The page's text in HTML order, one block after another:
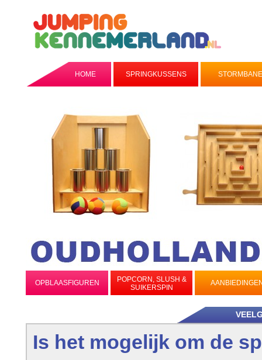
HOME SPRINGKUSSENS
OPBLAASFIGUREN
POPCORN, SLUSH &
SUIKERSPIN
Is het mogelijk om de